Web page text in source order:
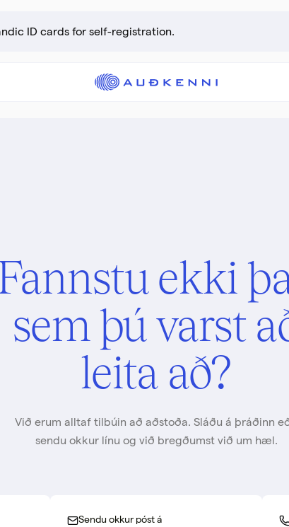
ID cards for self-registration.
ekki
sem þú varst
leita að?
Við erum alltaf tilbúin að aðstoða. Sláðu á þráðinn
sendu okkur línu og við bregðumst við um hæl.
Sendu okkur póst á